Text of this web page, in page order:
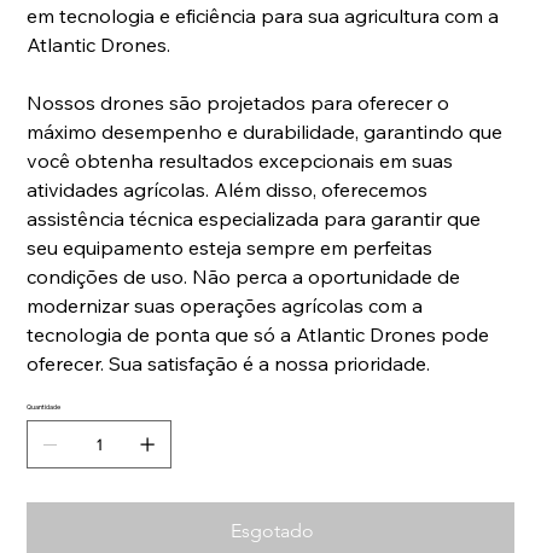
em tecnologia e eficiência para sua agricultura com a
Atlantic Drones.
Nossos drones são projetados para oferecer o
máximo desempenho e durabilidade, garantindo que
você obtenha resultados excepcionais em suas
atividades agrícolas. Além disso, oferecemos
assistência técnica especializada para garantir que
seu equipamento esteja sempre em perfeitas
condições de uso. Não perca a oportunidade de
modernizar suas operações agrícolas com a
tecnologia de ponta que só a Atlantic Drones pode
oferecer. Sua satisfação é a nossa prioridade.
Quantidade
Esgotado